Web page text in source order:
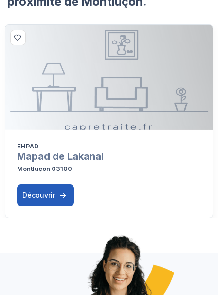
EHPAD
Mapad de Lakanal
Montluçon 03100
Découvrir